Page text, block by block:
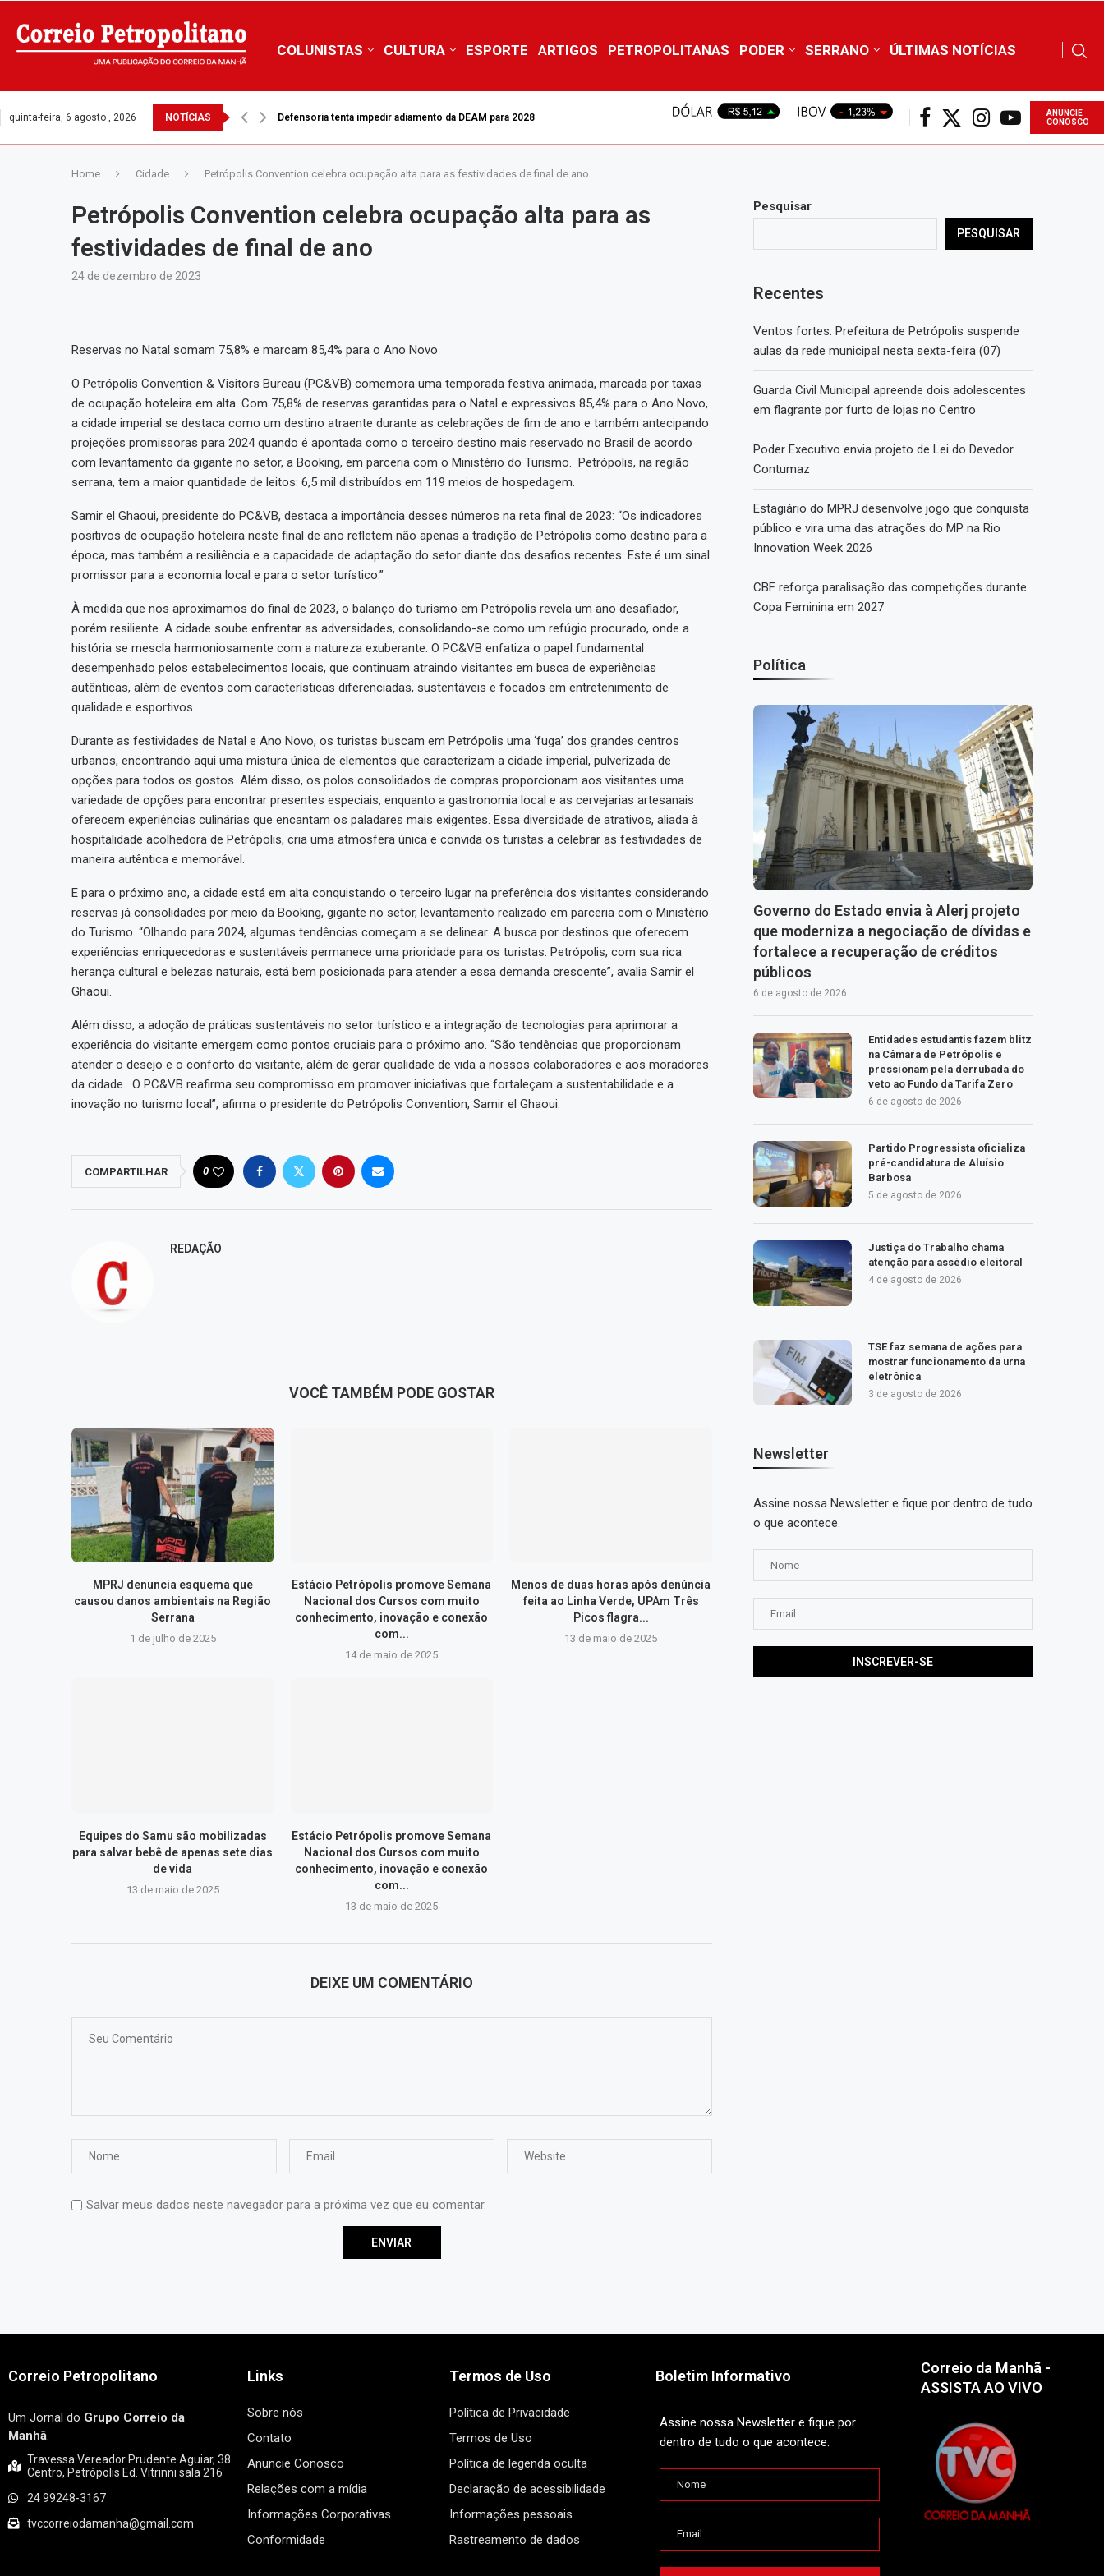
COLUNISTAS CULTURA ESPORTE ARTIGOS PETROPOLITANAS PODER SERRANO ÚLTIMAS NOTÍCIAS
quinta-feira, 6 agosto , 2026 NOTÍCIAS Defensoria tenta impedir adiamento da DEAM para 2028
ANUNCIE
CONOSCO
Home Cidade Petrópolis Convention celebra ocupação alta para as festividades de final de ano
Petrópolis Convention celebra ocupação alta para as
festividades de final de ano
24 de dezembro de 2023
Reservas no Natal somam 75,8% e marcam 85,4% para o Ano Novo
O Petrópolis Convention & Visitors Bureau (PC&VB) comemora uma temporada festiva animada, marcada por taxas
de ocupação hoteleira em alta. Com 75,8% de reservas garantidas para o Natal e expressivos 85,4% para o Ano Novo,
a cidade imperial se destaca como um destino atraente durante as celebrações de fim de ano e também antecipando
projeções promissoras para 2024 quando é apontada como o terceiro destino mais reservado no Brasil de acordo
com levantamento da gigante no setor, a Booking, em parceria com o Ministério do Turismo. Petrópolis, na região
serrana, tem a maior quantidade de leitos: 6,5 mil distribuídos em 119 meios de hospedagem.
Samir el Ghaoui, presidente do PC&VB, destaca a importância desses números na reta final de 2023: “Os indicadores
positivos de ocupação hoteleira neste final de ano refletem não apenas a tradição de Petrópolis como destino para a
época, mas também a resiliência e a capacidade de adaptação do setor diante dos desafios recentes. Este é um sinal
promissor para a economia local e para o setor turístico.”
À medida que nos aproximamos do final de 2023, o balanço do turismo em Petrópolis revela um ano desafiador,
porém resiliente. A cidade soube enfrentar as adversidades, consolidando-se como um refúgio procurado, onde a
história se mescla harmoniosamente com a natureza exuberante. O PC&VB enfatiza o papel fundamental
desempenhado pelos estabelecimentos locais, que continuam atraindo visitantes em busca de experiências
autênticas, além de eventos com características diferenciadas, sustentáveis e focados em entretenimento de
qualidade e esportivos.
Durante as festividades de Natal e Ano Novo, os turistas buscam em Petrópolis uma ‘fuga’ dos grandes centros
urbanos, encontrando aqui uma mistura única de elementos que caracterizam a cidade imperial, pulverizada de
opções para todos os gostos. Além disso, os polos consolidados de compras proporcionam aos visitantes uma
variedade de opções para encontrar presentes especiais, enquanto a gastronomia local e as cervejarias artesanais
oferecem experiências culinárias que encantam os paladares mais exigentes. Essa diversidade de atrativos, aliada à
hospitalidade acolhedora de Petrópolis, cria uma atmosfera única e convida os turistas a celebrar as festividades de
maneira autêntica e memorável.
E para o próximo ano, a cidade está em alta conquistando o terceiro lugar na preferência dos visitantes considerando
reservas já consolidades por meio da Booking, gigante no setor, levantamento realizado em parceria com o Ministério
do Turismo. “Olhando para 2024, algumas tendências começam a se delinear. A busca por destinos que oferecem
experiências enriquecedoras e sustentáveis permanece uma prioridade para os turistas. Petrópolis, com sua rica
herança cultural e belezas naturais, está bem posicionada para atender a essa demanda crescente”, avalia Samir el
Ghaoui.
Além disso, a adoção de práticas sustentáveis no setor turístico e a integração de tecnologias para aprimorar a
experiência do visitante emergem como pontos cruciais para o próximo ano. “São tendências que proporcionam
atender o desejo e o conforto do visitante, além de gerar qualidade de vida a nossos colaboradores e aos moradores
da cidade. O PC&VB reafirma seu compromisso em promover iniciativas que fortaleçam a sustentabilidade e a
inovação no turismo local”, afirma o presidente do Petrópolis Convention, Samir el Ghaoui.
COMPARTILHAR 0
REDAÇÃO
VOCÊ TAMBÉM PODE GOSTAR
MPRJ denuncia esquema que
causou danos ambientais na Região
Serrana
1 de julho de 2025
Estácio Petrópolis promove Semana
Nacional dos Cursos com muito
conhecimento, inovação e conexão
com...
14 de maio de 2025
Menos de duas horas após denúncia
feita ao Linha Verde, UPAm Três
Picos flagra...
13 de maio de 2025
Equipes do Samu são mobilizadas
para salvar bebê de apenas sete dias
de vida
13 de maio de 2025
Estácio Petrópolis promove Semana
Nacional dos Cursos com muito
conhecimento, inovação e conexão
com...
13 de maio de 2025
DEIXE UM COMENTÁRIO
Salvar meus dados neste navegador para a próxima vez que eu comentar.
Pesquisar
PESQUISAR
Recentes
Ventos fortes: Prefeitura de Petrópolis suspende
aulas da rede municipal nesta sexta-feira (07)
Guarda Civil Municipal apreende dois adolescentes
em flagrante por furto de lojas no Centro
Poder Executivo envia projeto de Lei do Devedor
Contumaz
Estagiário do MPRJ desenvolve jogo que conquista
público e vira uma das atrações do MP na Rio
Innovation Week 2026
CBF reforça paralisação das competições durante
Copa Feminina em 2027
Política
Governo do Estado envia à Alerj projeto
que moderniza a negociação de dívidas e
fortalece a recuperação de créditos
públicos
6 de agosto de 2026
Entidades estudantis fazem blitz
na Câmara de Petrópolis e
pressionam pela derrubada do
veto ao Fundo da Tarifa Zero
6 de agosto de 2026
Partido Progressista oficializa
pré-candidatura de Aluísio
Barbosa
5 de agosto de 2026
Justiça do Trabalho chama
atenção para assédio eleitoral
4 de agosto de 2026
TSE faz semana de ações para
mostrar funcionamento da urna
eletrônica
3 de agosto de 2026
Newsletter
Assine nossa Newsletter e fique por dentro de tudo
o que acontece.
Correio Petropolitano
Um Jornal do Grupo Correio da
Manhã.
Travessa Vereador Prudente Aguiar, 38
Centro, Petrópolis Ed. Vitrinni sala 216
24 99248-3167
tvccorreiodamanha@gmail.com
Links
Sobre nós
Contato
Anuncie Conosco
Relações com a mídia
Informações Corporativas
Conformidade
Termos de Uso
Política de Privacidade
Termos de Uso
Política de legenda oculta
Declaração de acessibilidade
Informações pessoais
Rastreamento de dados
Boletim Informativo
Assine nossa Newsletter e fique por
dentro de tudo o que acontece.
Correio da Manhã -
ASSISTA AO VIVO